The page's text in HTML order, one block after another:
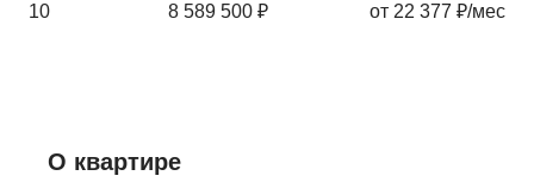
10 8 589 500 ₽ от 22 377 ₽/мес
О квартире